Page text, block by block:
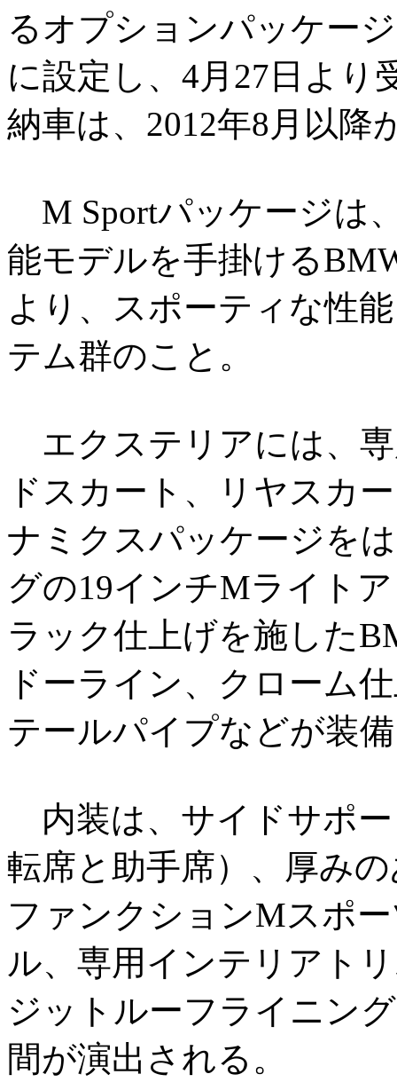
るオプションパッケー
に設定し、4月27日より
納車は、2012年8月以降
M Sportパッケージは
能モデルを手掛ける
より、スポーティな性
テム群のこと。
エクステリアには、
ドスカート、リヤスカ
ナミクスパッケージを
グの19インチMライト
ラック仕上げを施した
ドーライン、クローム
テールパイプなどが装
内装は、サイドサポ
転席と助手席）、厚み
ファンクションMスポ
ル、専用インテリアト
ジットルーフライニン
間が演出される。